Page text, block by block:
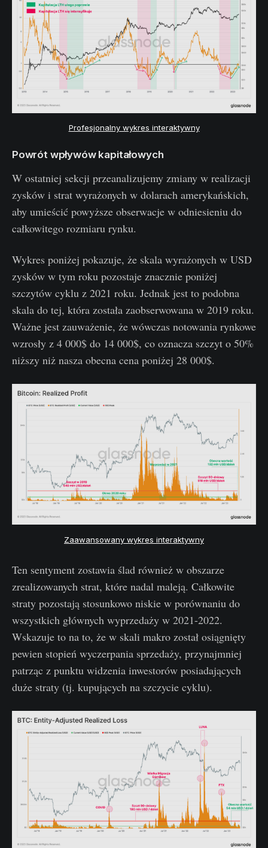
Profesjonalny wykres interaktywny
Powrót wpływów kapitałowych
W ostatniej sekcji przeanalizujemy zmiany w realizacji
zysków i strat wyrażonych w dolarach amerykańskich,
aby umieścić powyższe obserwacje w odniesieniu do
całkowitego rozmiaru rynku.
Wykres poniżej pokazuje, że skala wyrażonych w USD
zysków w tym roku pozostaje znacznie poniżej
szczytów cyklu z 2021 roku. Jednak jest to podobna
skala do tej, która została zaobserwowana w 2019 roku.
Ważne jest zauważenie, że wówczas notowania rynkowe
wzrosły z 4 000$ do 14 000$, co oznacza szczyt o 50%
niższy niż nasza obecna cena poniżej 28 000$.
Zaawansowany wykres interaktywny
Ten sentyment zostawia ślad również w obszarze
zrealizowanych strat, które nadal maleją. Całkowite
straty pozostają stosunkowo niskie w porównaniu do
wszystkich głównych wyprzedaży w 2021-2022.
Wskazuje to na to, że w skali makro został osiągnięty
pewien stopień wyczerpania sprzedaży, przynajmniej
patrząc z punktu widzenia inwestorów posiadających
duże straty (tj. kupujących na szczycie cyklu).